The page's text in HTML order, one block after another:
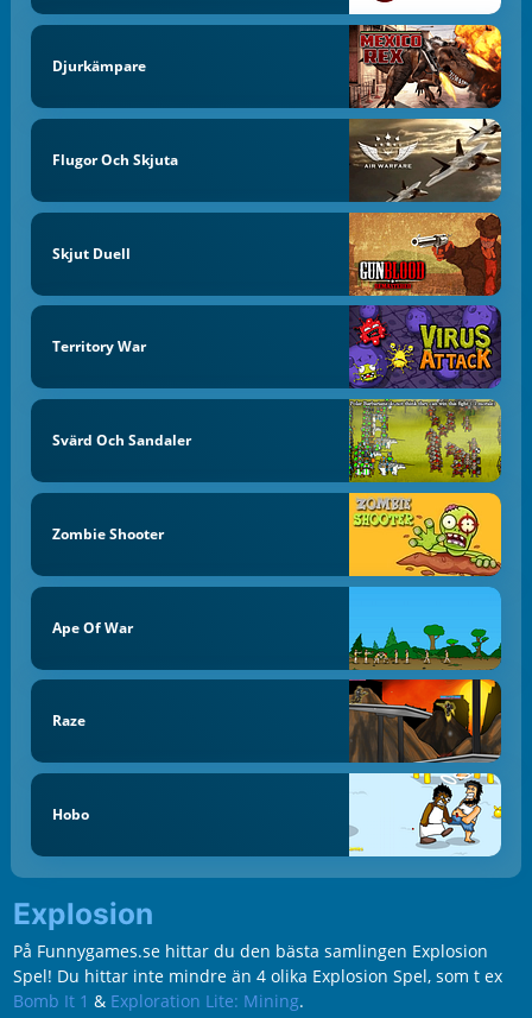
Djurkämpare
Flugor Och Skjuta
Skjut Duell
Territory War
Svärd Och Sandaler
Zombie Shooter
Ape Of War
Raze
Hobo
Explosion
På Funnygames.se hittar du den bästa samlingen Explosion
Spel! Du hittar inte mindre än 4 olika Explosion Spel, som t ex
Bomb It 1 & Exploration Lite: Mining.